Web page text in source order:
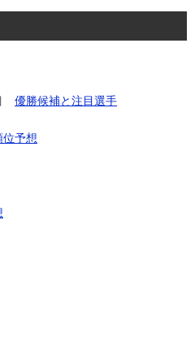
優勝候補と注目選手
位予想